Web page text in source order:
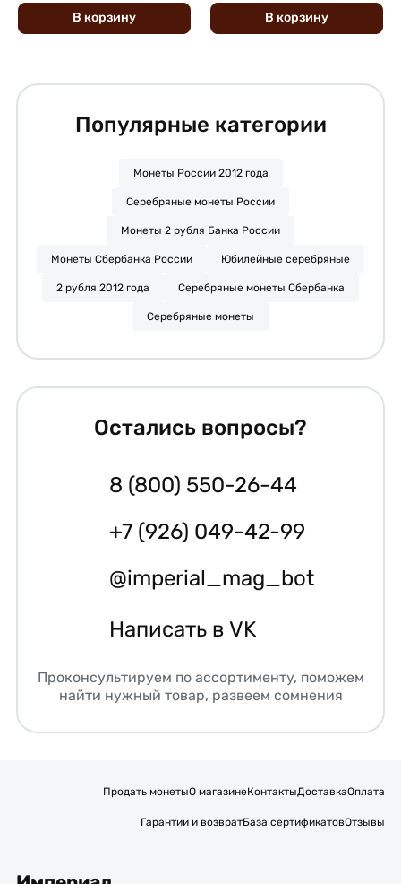
В корзину В корзину
Популярные категории
Монеты России 2012 года
Серебряные монеты России
Монеты 2 рубля Банка России
Монеты Сбербанка России Юбилейные серебряные
2 рубля 2012 года Серебряные монеты Сбербанка
Серебряные монеты
Остались вопросы?
8 (800) 550-26-44
+7 (926) 049-42-99
@imperial_mag_bot
Написать в VK
Проконсультируем по ассортименту, поможем
найти нужный товар, развеем сомнения
Продать монетыО магазинеКонтактыДоставкаОплата
Гарантии и возвратБаза сертификатовОтзывы